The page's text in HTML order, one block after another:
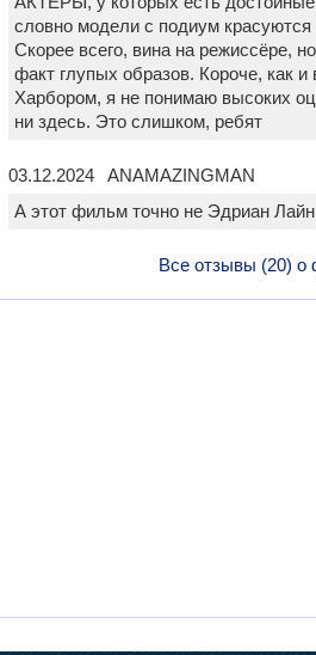
словно модели с подиум
Скорее всего, вина на режиссёре,
факт глупых образов. Короче, как
Харбором, я не понимаю высоких
ни здесь. Это слишком, ребят
03.12.2024 ANAMAZINGMAN
А этот фильм точно не Эдриан
Все отзывы (20) о